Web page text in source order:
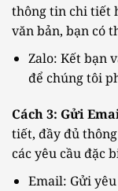
thông tin chi tiết
văn bản, bạn có
Zalo: Kết bạn
để chúng tôi
Cách 3: Gửi
tiết, đầy đủ
các yêu cầu đặc
Email: Gửi